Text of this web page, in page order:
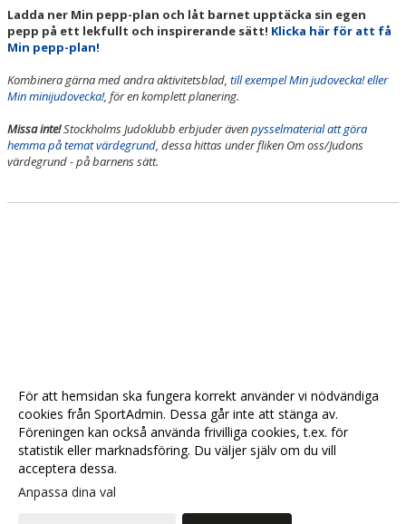
INTERNATIONAL (EN)
Ladda ner Min pepp-plan och låt barnet upptäcka sin egen
pepp på ett lekfullt och inspirerande sätt! Klicka här för att få
Min pepp-plan!
Kombinera gärna med andra aktivitetsblad, till exempel Min judovecka! eller
Min minijudovecka!, för en komplett planering.
Missa inte!Stockholms Judoklubb erbjuder ävenpysselmaterial att göra
hemma på temat värdegrund, dessa hittas under fliken Om oss/Judons
värdegrund - på barnens sätt.
För att hemsidan ska fungera korrekt använder vi nödvändiga
cookies från SportAdmin. Dessa går inte att stänga av.
Föreningen kan också använda frivilliga cookies, t.ex. för
statistik eller marknadsföring. Du väljer själv om du vill
acceptera dessa.
Anpassa dina val